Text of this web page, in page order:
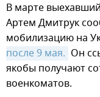
В марте
Артем Дмитрук
мобилизацию на
после 9 мая. Он
якобы получают
военкоматов.